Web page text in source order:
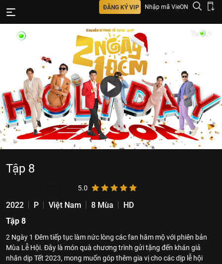
ĐĂNG KÝ VIP Nhập mã VieON
Tập 8
5.0
2022 P Việt Nam 8 Mùa
HD
Tập 8
2 Ngày 1 Đêm tiếp tục làm nức lòng các fan hâm mộ với phiên bản
Mùa Lễ Hội. Đây là món quà chương trình gửi tặng đến khán giả
nhân dịp Tết 2023, mong muốn góp thêm gia vị cho các dịp lễ hội